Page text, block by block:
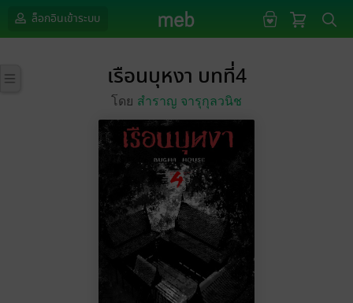
ล็อกอินเข้าระบบ
เรือนบุหงา บทที่4
โดย สำราญ จารุกุลวนิช